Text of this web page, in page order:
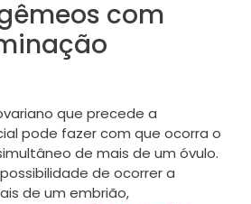
com
que precede a
pode fazer com que ocorra o
de mais de um óvulo.
de ocorrer a
de um embrião,